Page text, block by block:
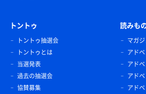
トントゥ
トントゥ抽選会
トントゥとは
当選発表
過去の抽選会
協賛募集
読みも
マガ
アド
アド
アド
アド